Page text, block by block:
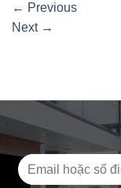
← Previous
Next →